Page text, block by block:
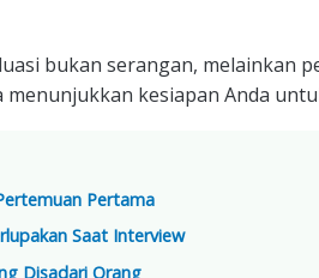
bukan serangan, melainkan
kesiapan Anda
Pertama
Saat Interview
Disadari Orang